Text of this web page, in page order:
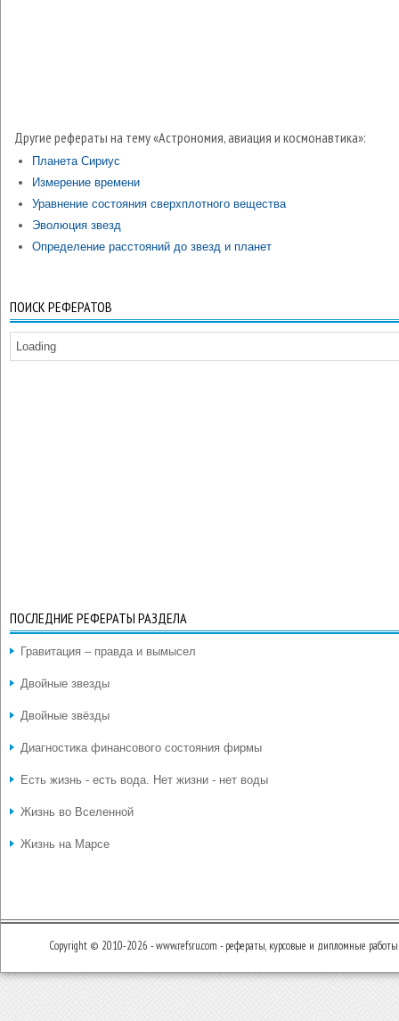
Другие рефераты на тему «Астрономия, авиация и космонавтика»:
Планета Сириус
Измерение времени
Уравнение состояния сверхплотного вещества
Эволюция звезд
Определение расстояний до звезд и планет
ПОИСК РЕФЕРАТОВ
Loading
ПОСЛЕДНИЕ РЕФЕРАТЫ РАЗДЕЛА
Гравитация – правда и вымысел
Двойные звезды
Двойные звёзды
Диагностика финансового состояния фирмы
Есть жизнь - есть вода. Нет жизни - нет воды
Жизнь во Вселенной
Жизнь на Марсе
Copyright © 2010-2026 - www.refsru.com - рефераты, курсовые и дипломные работы